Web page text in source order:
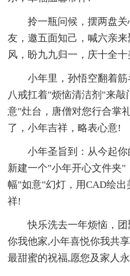
拎一瓶问候，摆两盘
友，邀五面知己，喊六亲
风，盼九九归一，庆十全十
小年里，孙悟空翻着
八戒扛着"烦恼清洁剂"来
意"灶台，唐僧对您行合掌
了，小年吉祥，略表心意!
小年圣旨到：从今起
新建一个"小年开心文件夹
幅"如意"幻灯，用CAD绘
祥!
快乐洗去一年烦恼，
你我他家,小年喜悦你我共
最甜蜜的祝福,愿您及家人永